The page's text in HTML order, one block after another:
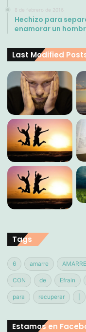
8 de febrero de 2016
Hechizo para
enamorar un
Last Modified
Tags
6 amarre
CON de Efrain
para recuperar
Estamos en